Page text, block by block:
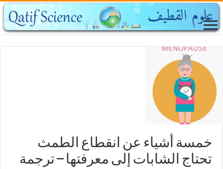
خمسة أشياء عن انقطاع الطمث
تحتاج الشابات إلى معرفتها – ترجمة